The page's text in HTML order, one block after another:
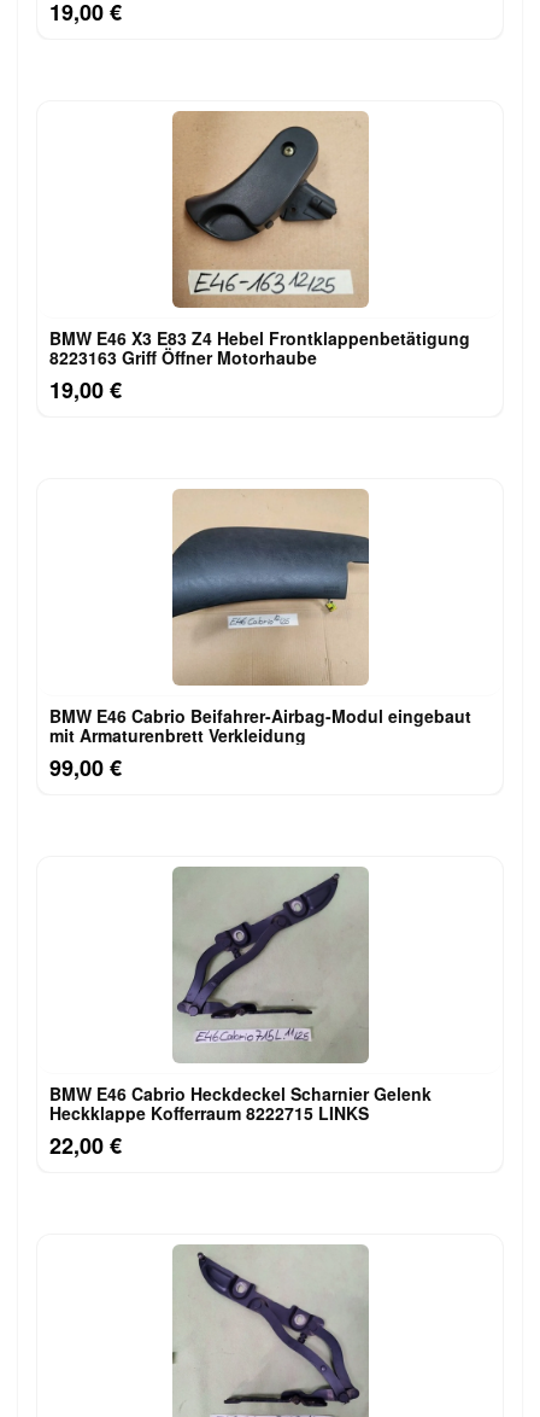
19,00 €
BMW E46 X3 E83 Z4 Hebel Frontklappenbetätigung
8223163 Griff Öffner Motorhaube
19,00 €
BMW E46 Cabrio Beifahrer-Airbag-Modul eingebaut
mit Armaturenbrett Verkleidung
99,00 €
BMW E46 Cabrio Heckdeckel Scharnier Gelenk
Heckklappe Kofferraum 8222715 LINKS
22,00 €